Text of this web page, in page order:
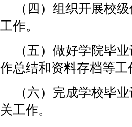
（四）组织开展校
工作。
（五）做好学院毕
作总结和资料存档等工
（六）完成学校毕
关工作。